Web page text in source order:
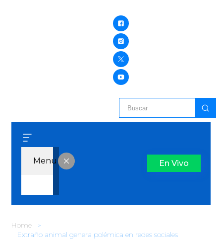
Menu En Vivo
Home
Extraño animal genera polémica en redes sociales